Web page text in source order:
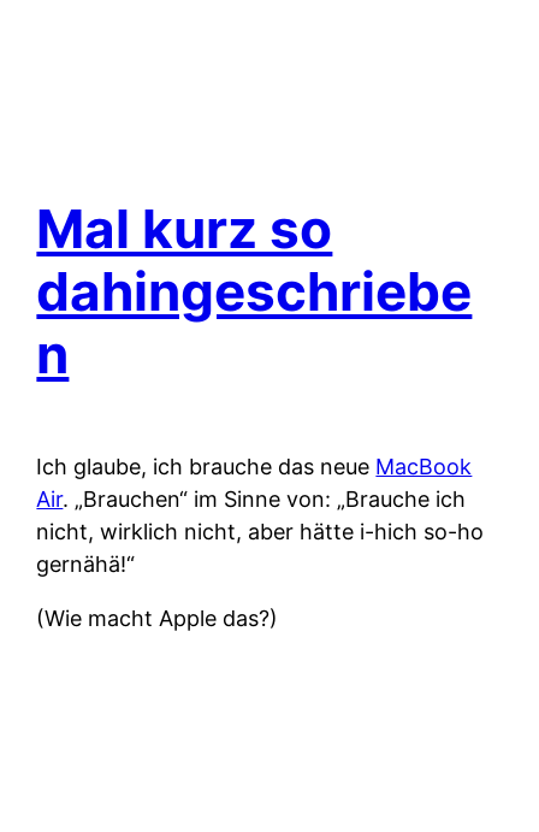
Mal kurz so
dahingeschriebe
n
Ich glaube, ich brauche das neue MacBook
Air. „Brauchen“ im Sinne von: „Brauche ich
nicht, wirklich nicht, aber hätte i-hich so-ho
gernähä!“
(Wie macht Apple das?)